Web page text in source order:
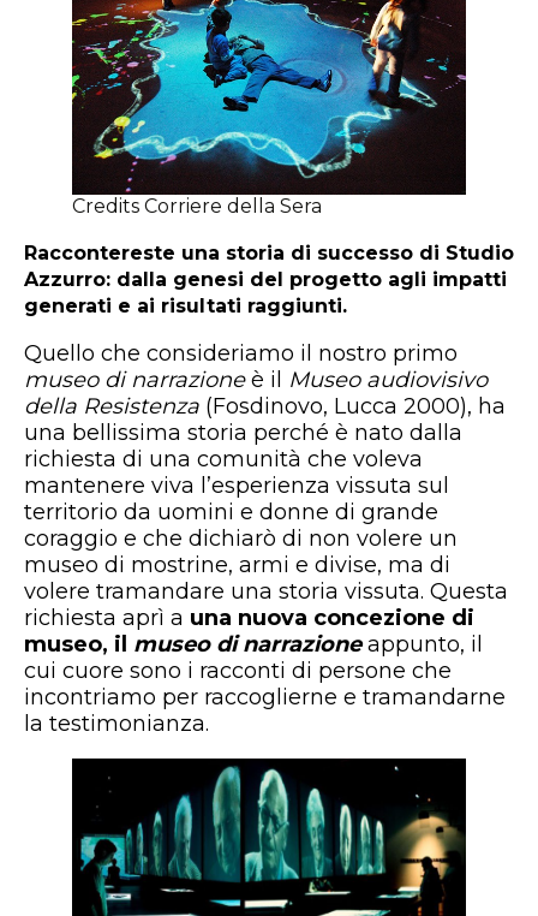
Credits Corriere della Sera
Raccontereste una storia di successo di Studio
Azzurro: dalla genesi del progetto agli impatti
generati e ai risultati raggiunti.
Quello che consideriamo il nostro primo
museo di narrazioneè il Museo audiovisivo
della Resistenza (Fosdinovo, Lucca 2000), ha
una bellissima storia perché è nato dalla
richiesta di una comunità che voleva
mantenere viva l’esperienza vissuta sul
territorio da uomini e donne di grande
coraggio e che dichiarò di non volere un
museo di mostrine, armi e divise, ma di
volere tramandare una storia vissuta. Questa
richiesta aprì a una nuova concezione di
museo, il museo di narrazioneappunto, il
cui cuore sono i racconti di persone che
incontriamo per raccoglierne e tramandarne
la testimonianza.